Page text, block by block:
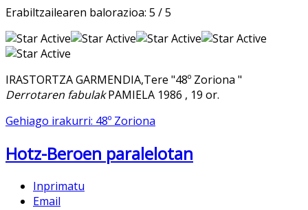
Erabiltzailearen balorazioa: 5 /5
IRASTORTZA GARMENDIA,Tere "48º Zoriona "
Derrotaren fabulakPAMIELA 1986 , 19 or.
Gehiago irakurri: 48º Zoriona
Hotz-Beroen paralelotan
Inprimatu
Email